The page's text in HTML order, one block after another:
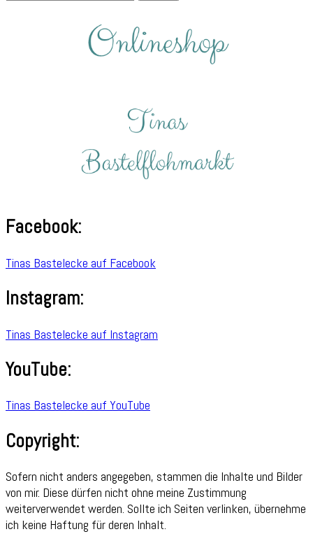
Facebook:
Tinas Bastelecke auf Facebook
Instagram:
Tinas Bastelecke auf Instagram
YouTube:
Tinas Bastelecke auf YouTube
Copyright:
Sofern nicht anders angegeben, stammen die Inhalte und Bilder
von mir. Diese dürfen nicht ohne meine Zustimmung
weiterverwendet werden. Sollte ich Seiten verlinken, übernehme
ich keine Haftung für deren Inhalt.